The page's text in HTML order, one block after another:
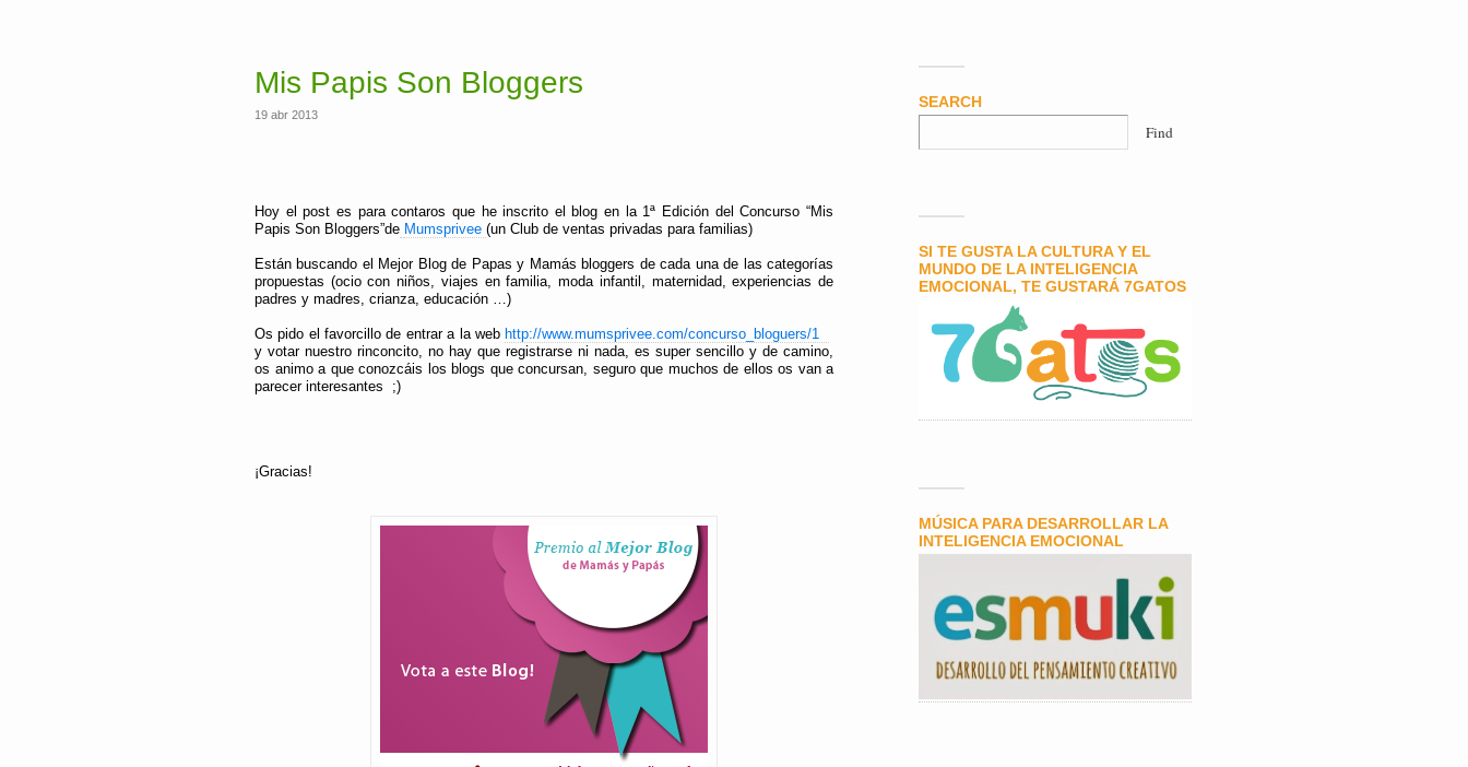
Mis Papis Son Bloggers
19 abr 2013
Hoy el post es para contaros que he inscrito el blog en la 1ª Edición del Concurso “Mis
Papis Son Bloggers”de Mumsprivee (un Club de ventas privadas para familias)
Están buscando el Mejor Blog de Papas y Mamás bloggers de cada una de las categorías
propuestas (ocio con niños, viajes en familia, moda infantil, maternidad, experiencias de
padres y madres, crianza, educación …)
Os pido el favorcillo de entrar a la web http://www.mumsprivee.com/concurso_bloguers/1
y votar nuestro rinconcito, no hay que registrarse ni nada, es super sencillo y de camino,
os animo a que conozcáis los blogs que concursan, seguro que muchos de ellos os van a
parecer interesantes ;)
¡Gracias!
SEARCH
SI TE GUSTA LA CULTURA Y EL
MUNDO DE LA INTELIGENCIA
EMOCIONAL, TE GUSTARÁ 7GATOS
MÚSICA PARA DESARROLLAR LA
INTELIGENCIA EMOCIONAL